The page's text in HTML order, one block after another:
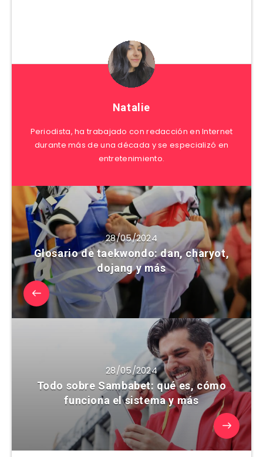
Natalie
Periodista, ha trabajado con redacción en Internet
durante más de una década y se especializó en
entretenimiento.
28/05/2024
Glosario de taekwondo: dan, charyot,
dojang y más
28/05/2024
Todo sobre Sambabet: qué es, cómo
funciona el sistema y más